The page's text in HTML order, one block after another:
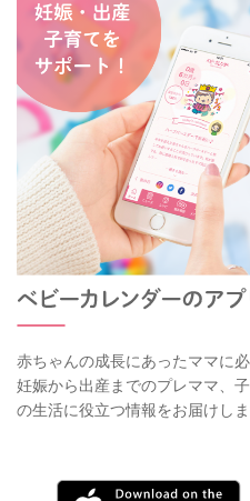
赤ちゃんの成長にあったママに
妊娠から出産までのプレママ、
の生活に役立つ情報をお届けしま